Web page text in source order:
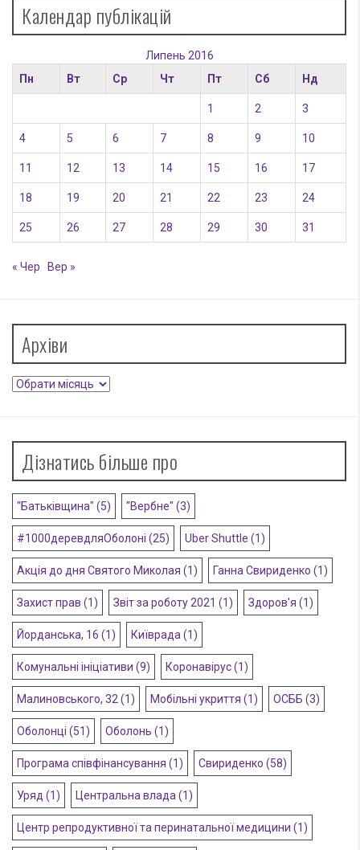
Календар публікацій
Липень 2016
Пн
Вт Ср Чт Пт Сб Нд
1 2 3
4 5 6 7 8 9 10
11 12 13 14 15 16 17
18 19 20 21 22 23 24
25 26 27 28 29 30 31
« Чер Вер »
Архіви
Архіви
Дізнатись більше про
"Батьківщина" (5) "Вербне" (3)
#1000деревдляОболоні (25) Uber Shuttle (1)
Акція до дня Святого Миколая (1) Ганна Свириденко (1)
Захист прав (1) Звіт за роботу 2021 (1) Здоров'я (1)
Йорданська, 16 (1) Київрада (1)
Комунальні ініціативи (9) Коронавірус(1)
Малиновського, 32 (1) Мобільні укриття (1) ОСББ (3)
Оболонці (51) Оболонь (1)
Програма співфінансування (1) Свириденко (58)
Уряд (1) Центральна влада (1)
Центр репродуктивної та перинатальної медицини (1)